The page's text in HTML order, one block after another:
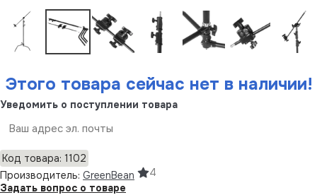
Этого товара сейчас нет в наличии!
Уведомить о поступлении товара
Код товара: 1102
Производитель: GreenBean
4
Задать вопрос о товаре